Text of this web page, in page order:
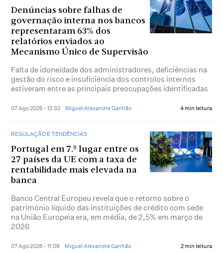
Denúncias sobre falhas de
governação interna nos bancos
representaram 63% dos
relatórios enviados ao
Mecanismo Único de Supervisão
Falta de idoneidade dos administradores, deficiências na
gestão do risco e insuficiência dos controlos internos
estiveram entre as principais preocupações identificadas
07 Ago 2026 - 12:32 Miguel Alexandre Ganhão 4 min leitura
REGULAÇÃO E TENDÊNCIAS
Portugal em 7.º lugar entre os
27 países da UE com a taxa de
rentabilidade mais elevada na
banca
Banco Central Europeu revela que o retorno sobre o
património líquido das instituições de crédito com sede
na União Europeia era, em média, de 2,5% em março de
2026
07 Ago 2026 - 11:09 Miguel Alexandre Ganhão 2 min leitura